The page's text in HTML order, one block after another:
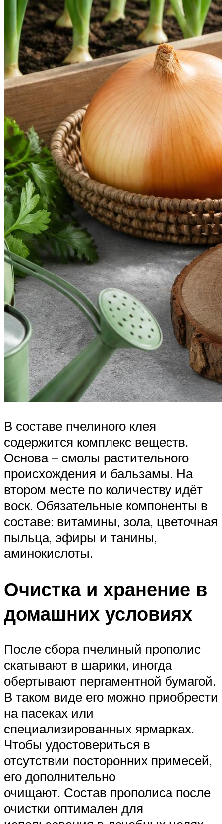
В составе пчелиного клея
содержится комплекс веществ.
Основа – смолы растительного
происхождения и бальзамы. На
втором месте по количеству идёт
воск. Обязательные компоненты в
составе: витамины, зола, цветочная
пыльца, эфиры и танины,
аминокислоты.
Очистка и хранение в
домашних условиях
После сбора пчелиный прополис
скатывают в шарики, иногда
обертывают пергаментной бумагой.
В таком виде его можно приобрести
на пасеках или
специализированных ярмарках.
Чтобы удостовериться в
отсутствии посторонних примесей,
его дополнительно
очищают. Состав прополиса после
очистки оптимален для